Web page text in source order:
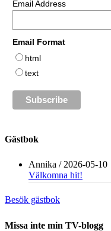
Email Address
Email Format
html
text
Gästbok
Annika / 2026-05-10
Välkomna hit!
Besök gästbok
Missa inte min TV-blogg